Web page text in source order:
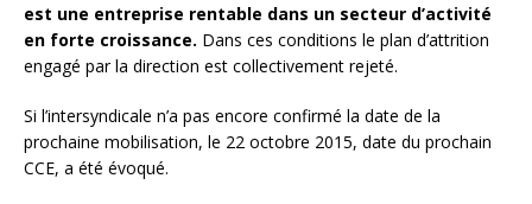
est une entreprise rentable dans un secteur d’activité
en forte croissance. Dans ces conditions le plan d’attrition
engagé par la direction est collectivement rejeté.
Si l’intersyndicale n’a pas encore confirmé la date de la
prochaine mobilisation, le 22 octobre 2015, date du prochain
CCE, a été évoqué.